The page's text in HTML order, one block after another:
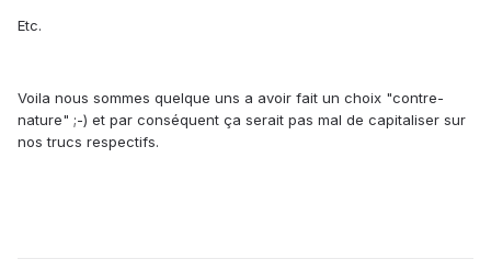
Etc.
Voila nous sommes quelque uns a avoir fait un choix "contre-
nature" ;-) et par conséquent ça serait pas mal de capitaliser sur
nos trucs respectifs.